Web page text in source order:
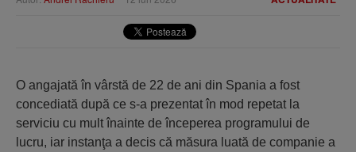
O angajată în vârstă de 22 de ani din Spania a fost
concediată după ce s-a prezentat în mod repetat la
serviciu cu mult înainte de începerea programului de
lucru, iar instanţa a decis că măsura luată de companie a